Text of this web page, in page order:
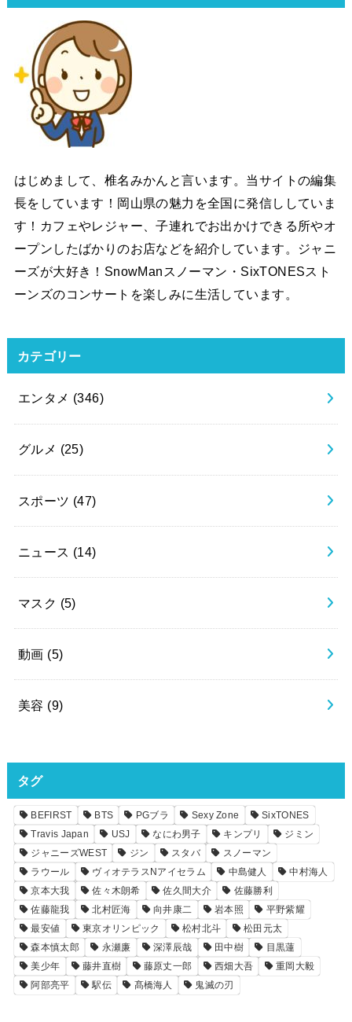
はじめまして、椎名みかんと言います。当サイトの編集
長をしています！岡山県の魅力を全国に発信ししていま
す！カフェやレジャー、子連れでお出かけできる所やオ
ープンしたばかりのお店などを紹介しています。ジャニ
ーズが大好き！SnowManスノーマン・SixTONESスト
ーンズのコンサートを楽しみに生活しています。
カテゴリー
エンタメ (346)
グルメ (25)
スポーツ (47)
ニュース (14)
マスク (5)
動画 (5)
美容 (9)
タグ
BEFIRST BTS PGブラ Sexy Zone
SixTONES
Travis Japan
USJ なにわ男子 キンプリ
ジミン
ジャニーズWEST
ジン スタバ
スノーマン
ラウール
ヴィオテラスNアイセラム 中島健人
中村海人
京本大我
佐々木朗希 佐久間大介
佐藤勝利
佐藤龍我
北村匠海 向井康二 岩本照
平野紫耀
最安値
東京オリンピック 松村北斗
松田元太
森本慎太郎
永瀬廉 深澤辰哉 田中樹
目黒蓮
美少年
藤井直樹 藤原丈一郎 西畑大吾
重岡大毅
阿部亮平
駅伝 髙橋海人 鬼滅の刃